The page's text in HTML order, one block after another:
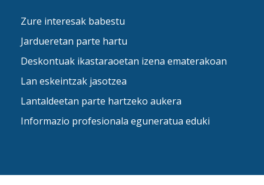
Zure interesak babestu
Jardueretan parte hartu
Deskontuak ikastaraoetan izena ematerakoan
Lan eskeintzak jasotzea
Lantaldeetan parte hartzeko aukera
Informazio profesionala eguneratua eduki